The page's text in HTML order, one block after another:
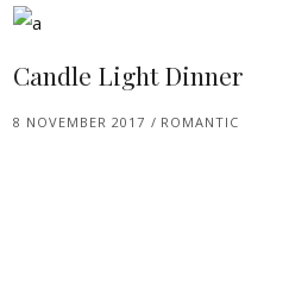
Candle Light Dinner
8 NOVEMBER 2017 ROMANTIC